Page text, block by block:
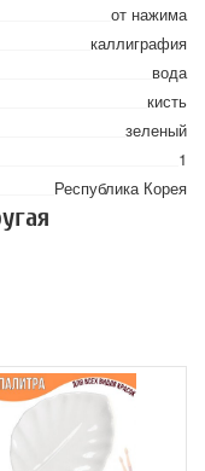
от нажима
каллиграфия
вода
кисть
зеленый
1
Республика Корея